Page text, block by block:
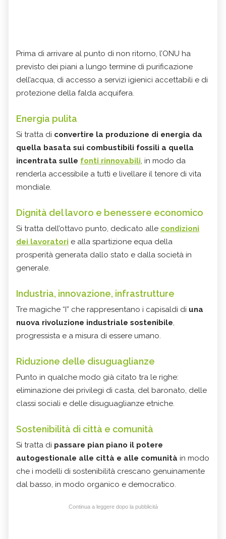
Prima di arrivare al punto di non ritorno, l’ONU ha
previsto dei piani a lungo termine di purificazione
dell’acqua, di accesso a servizi igienici accettabili e di
protezione della falda acquifera.
Energia pulita
Si tratta di convertire la produzione di energia da
quella basata sui combustibili fossili a quella
incentrata sulle fonti rinnovabili, in modo da
renderla accessibile a tutti e livellare il tenore di vita
mondiale.
Dignità del lavoro e benessere economico
Si tratta dell’ottavo punto, dedicato alle condizioni
dei lavoratori e alla spartizione equa della
prosperità generata dallo stato e dalla società in
generale.
Industria, innovazione, infrastrutture
Tre magiche “I” che rappresentano i capisaldi di una
nuova rivoluzione industriale sostenibile,
progressista e a misura di essere umano.
Riduzione delle disuguaglianze
Punto in qualche modo già citato tra le righe:
eliminazione dei privilegi di casta, del baronato, delle
classi sociali e delle disuguaglianze etniche.
Sostenibilità di città e comunità
Si tratta di passare pian piano il potere
autogestionale alle città e alle comunità in modo
che i modelli di sostenibilità crescano genuinamente
dal basso, in modo organico e democratico.
Continua a leggere dopo la pubblicità